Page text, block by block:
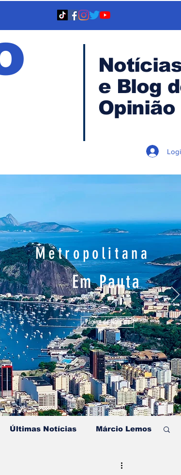
e Blog
Opinião
Últimas Notícias Márcio Lemos
Metropolitana
Em Pauta
Página de Notícias